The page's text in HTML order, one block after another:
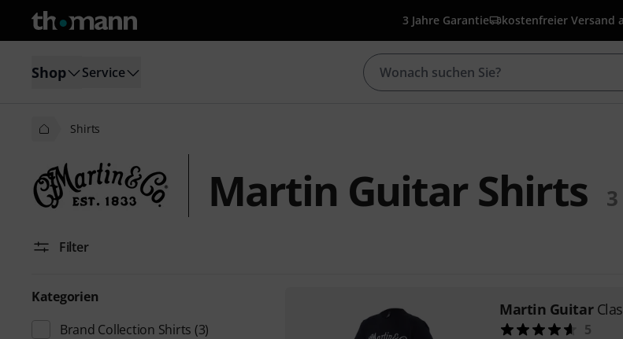
3 Jahre Garantie kostenfreier Versand
Shop Service
Shirts
Martin Guitar Shirts 3
Filter
Kategorien
Brand Collection Shirts (3)
Martin Guitar
5